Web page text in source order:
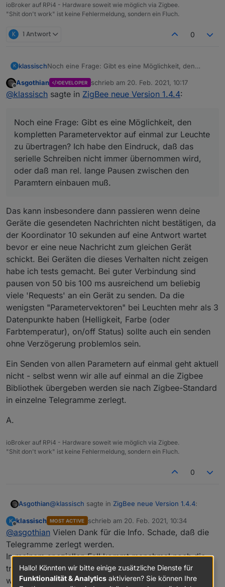
ioBroker auf RPi4 - Hardware soweit wie möglich via Zigbee.
"Shit don't work" ist keine Fehlermeldung, sondern ein Fluch.
K 1 Antwort 0
K klassischNoch eine Frage: Gibt es eine Möglichkeit, den
zu übertragen? Ich habe den Eindruck, daß das
serielle Schreiben nicht immer übernommen wird,
Offline
Asgothian DEVELOPER schrieb am 20. Feb. 2021, 10:17
zuletzt editiert von
@klassisch sagte in ZigBee neue Version 1.4.4:
Noch eine Frage: Gibt es eine Möglichkeit, den
kompletten Parametervektor auf einmal zur Leuchte
zu übertragen? Ich habe den Eindruck, daß das
serielle Schreiben nicht immer übernommen wird,
oder daß man rel. lange Pausen zwischen den
Paramtern einbauen muß.
Das kann insbesondere dann passieren wenn deine
Geräte die gesendeten Nachrichten nicht bestätigen, da
der Koordinator 10 sekunden auf eine Antwort wartet
bevor er eine neue Nachricht zum gleichen Gerät
schickt. Bei Geräten die dieses Verhalten nicht zeigen
habe ich tests gemacht. Bei guter Verbindung sind
pausen von 50 bis 100 ms ausreichend um beliebig
viele 'Requests' an ein Gerät zu senden. Da die
wenigsten "Parametervektoren" bei Leuchten mehr als 3
Datenpunkte haben (Helligkeit, Farbe (oder
Farbtemperatur), on/off Status) sollte auch ein senden
ohne Verzögerung problemlos sein.
Ein Senden von allen Parametern auf einmal geht aktuell
nicht - selbst wenn wir alle auf einmal an die Zigbee
Bibliothek übergeben werden sie nach Zigbee-Standard
in einzelne Telegramme zerlegt.
A.
ioBroker auf RPi4 - Hardware soweit wie möglich via Zigbee.
"Shit don't work" ist keine Fehlermeldung, sondern ein Fluch.
0
Asgothian@klassisch sagte in ZigBee neue Version 1.4.4:
Noch eine Frage: Gibt es eine Möglichkeit, den
kompletten Parametervektor auf einmal zur
Leuchte zu übertragen? Ich habe den Eindruck,
daß das serielle Schreiben nicht immer
übernommen wird, oder daß man rel. lange
Pausen zwischen den Paramtern einbauen
Das kann insbesondere dann passieren wenn deine
Geräte die gesendeten Nachrichten nicht
bestätigen, da der Koordinator 10 sekunden auf eine
Antwort wartet bevor er eine neue Nachricht zum
Ein Senden von allen Parametern auf einmal geht
aktuell nicht - selbst wenn wir alle auf einmal an die
K
Offline
klassisch MOST ACTIVE schrieb am 20. Feb. 2021, 10:34
zuletzt editiert von
@asgothian Vielen Dank für die Info. Schade, daß die
Telegramme zerlegt werden.
In meinem speziellen Fall kommt manchmal noch die
tranfertime dazu, die dann auch zuerst gesendet
werden muß.
Hallo! Könnten wir bitte einige zusätzliche Dienste für
Funktionalität & Analytics aktivieren? Sie können Ihre